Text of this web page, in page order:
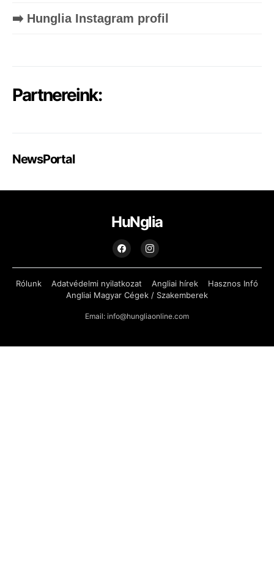
➡️ Hunglia Instagram profil
Partnereink:
NewsPortal
HuNglia
Rólunk Adatvédelmi nyilatkozat Angliai hírek
Hasznos Infó
Angliai Magyar Cégek / Szakemberek
Email: info@hungliaonline.com